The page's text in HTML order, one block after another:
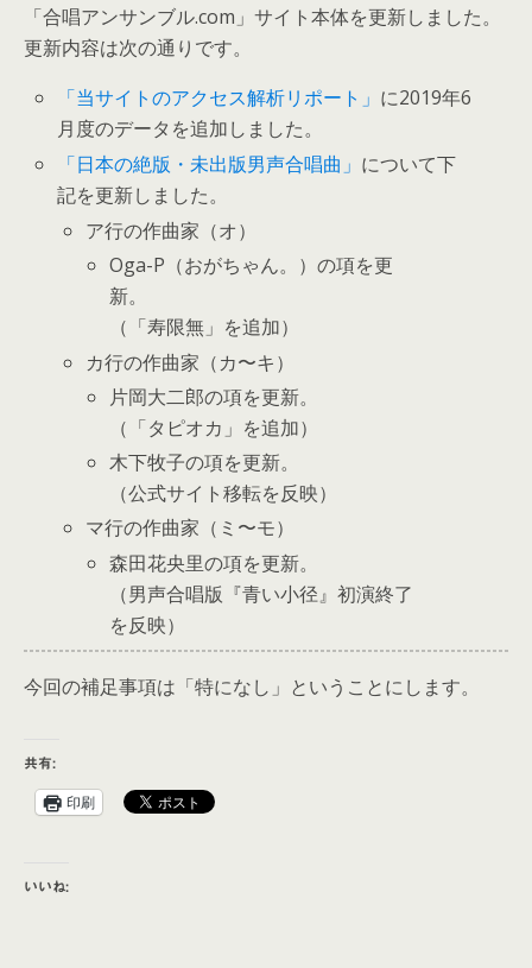
「合唱アンサンブル.com」サイト本体を更新しました。
更新内容は次の通りです。
「当サイトのアクセス解析リポート」 に2019年6
月度のデータを追加しました。
「日本の絶版・未出版男声合唱曲」 について下
記を更新しました。
ア行の作曲家（オ）
Oga-P（おがちゃん。）の項を更
新。
（「寿限無」を追加）
カ行の作曲家（カ〜キ）
片岡大二郎の項を更新。
（「タピオカ」を追加）
木下牧子の項を更新。
（公式サイト移転を反映）
マ行の作曲家（ミ〜モ）
森田花央里の項を更新。
（男声合唱版『青い小径』初演終了
を反映）
今回の補足事項は「特になし」ということにします。
共有:
印刷
いいね: